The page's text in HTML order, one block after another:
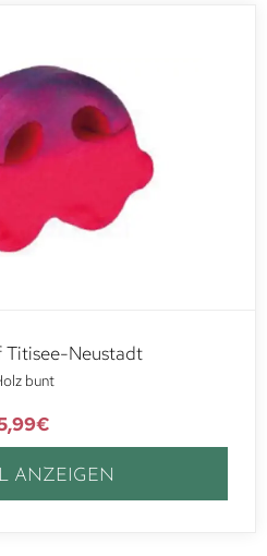
Titisee-Neustadt
bunt
€
ANZEIGEN